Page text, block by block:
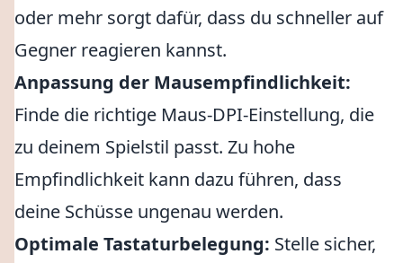
oder mehr sorgt dafür, dass du schneller auf
Gegner reagieren kannst.
Anpassung der Mausempfindlichkeit:
Finde die richtige Maus-DPI-Einstellung, die
zu deinem Spielstil passt. Zu hohe
Empfindlichkeit kann dazu führen, dass
deine Schüsse ungenau werden.
Optimale Tastaturbelegung: Stelle sicher,